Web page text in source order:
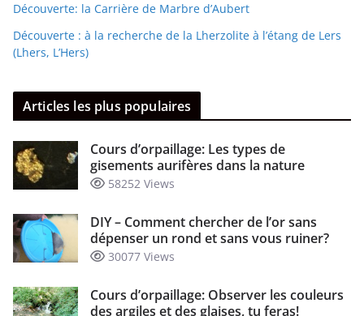
Découverte: la Carrière de Marbre d’Aubert
Découverte : à la recherche de la Lherzolite à l’étang de Lers
(Lhers, L’Hers)
Articles les plus populaires
Cours d’orpaillage: Les types de
gisements aurifères dans la nature
58252 Views
DIY – Comment chercher de l’or sans
dépenser un rond et sans vous ruiner?
30077 Views
Cours d’orpaillage: Observer les couleurs
des argiles et des glaises, tu feras!